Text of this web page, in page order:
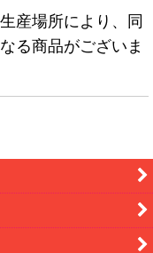
産場所により、同
る商品がございま